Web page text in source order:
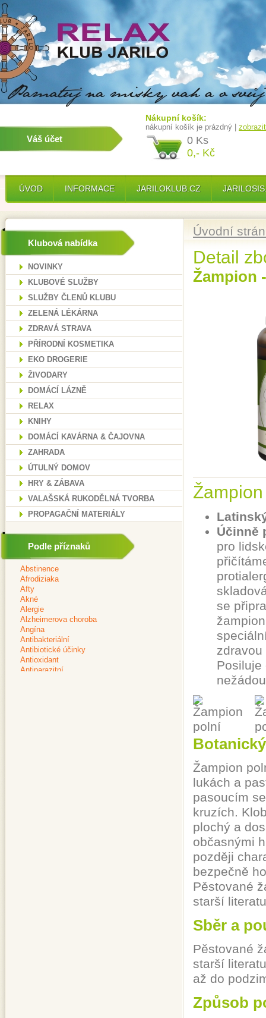
Váš účet
Nákupní košík:
nákupní košík je prázdný |
0 Ks
0,- Kč
ÚVOD INFORMACE JARILOKLUB.CZ
Klubová nabídka
NOVINKY
KLUBOVÉ SLUŽBY
SLUŽBY ČLENŮ KLUBU
ZELENÁ LÉKÁRNA
ZDRAVÁ STRAVA
PŘÍRODNÍ KOSMETIKA
EKO DROGERIE
ŽIVODARY
DOMÁCÍ LÁZNĚ
RELAX
KNIHY
DOMÁCÍ KAVÁRNA & ČAJOVNA
ZAHRADA
ÚTULNÝ DOMOV
HRY & ZÁBAVA
VALAŠSKÁ RUKODĚLNÁ TVORBA
PROPAGAČNÍ MATERIÁLY
Podle příznaků
Úvodní
Detail
Žampion
Účinně
pro
se
Posiluje
Žampion
lukách a
pasoucím
kruzích.
plochý a
občasnými
později
bezpečně
Pěstované
starší
Sběr a
Pěstované
starší
až do
Způsob